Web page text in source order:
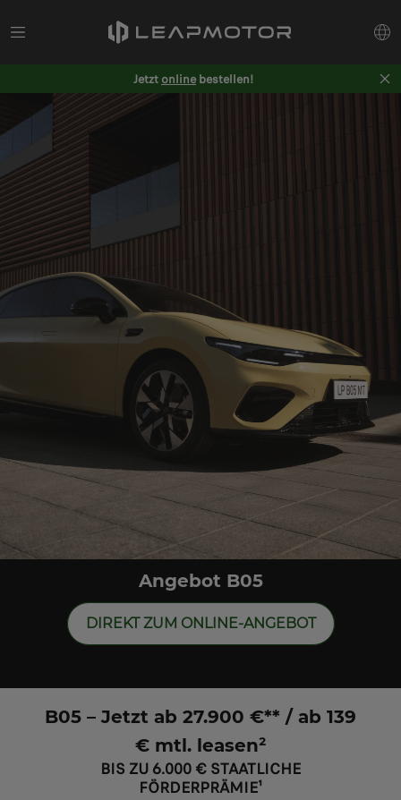
Jetzt online bestellen!
Angebot B05
DIREKT ZUM ONLINE-ANGEBOT
B05 – Jetzt ab 27.900 €** / ab 139
€ mtl. leasen²
BIS ZU 6.000 € STAATLICHE
FÖRDERPRÄMIE¹